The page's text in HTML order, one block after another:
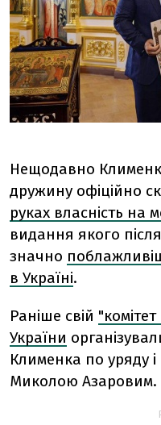
Нещодавно
дружину офіційно
руках власність на
видання якого
значно
в Україні.
Раніше свій
України
Клименка по уряду і
Миколою Азаровим.